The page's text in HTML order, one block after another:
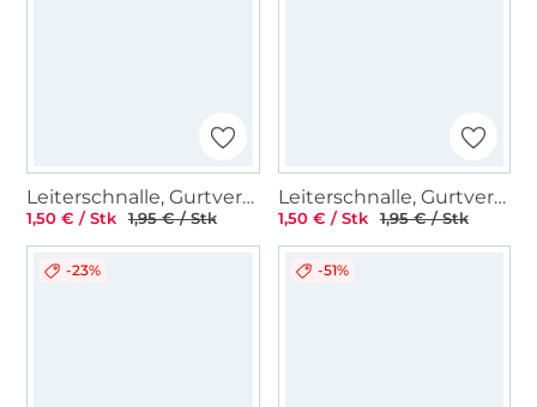
Leiterschnalle, Gurtversteller Metall 25 mm, silber
1,50 € / Stk 1,95 € / Stk
Leiterschnalle, Gurtversteller Metall 40 mm, silber
1,50 € / Stk 1,95 € / Stk
-23% -51%